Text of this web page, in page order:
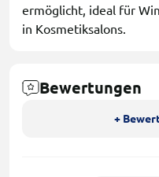
ermöglicht, ideal für
in Kosmetiksalons.
Bewertungen
+